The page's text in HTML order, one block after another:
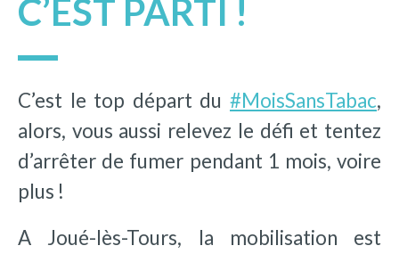
C’EST PARTI !
C’est le top départ du #MoisSansTabac,
alors, vous aussi relevez le défi et tentez
d’arrêter de fumer pendant 1 mois, voire
plus !
A Joué-lès-Tours, la mobilisation est